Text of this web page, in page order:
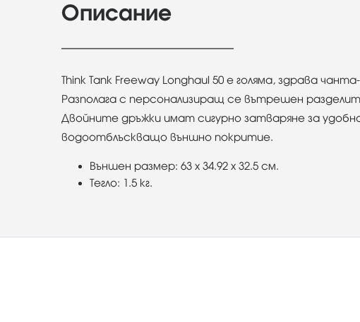
Описание
Think Tank Freeway Longhaul 50 е голяма, здрава
Разполага с персонализиращ се вътрешен
Двойните дръжки имат сигурно затваряне за
водоотблъскващо външно покритие.
Външен размер: 63 x 34.92 x 32.5 см.
Тегло: 1.5 кг.